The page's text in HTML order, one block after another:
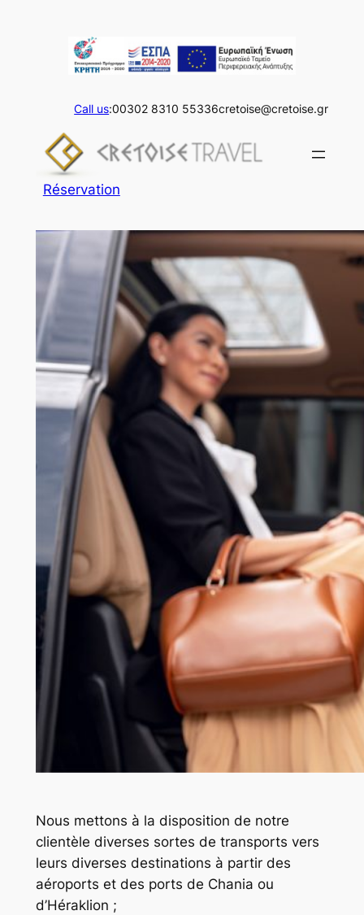
Call us:00302 8310 55336cretoise@cretoise.gr
Réservation
Nous mettons à la disposition de notre
clientèle diverses sortes de transports vers
leurs diverses destinations à partir des
aéroports et des ports de Chania ou
d’Héraklion ;